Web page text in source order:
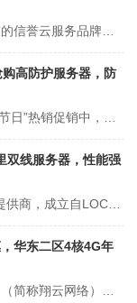
高防护服务器，防
双线服务器，性能强
华东二区4核4G年